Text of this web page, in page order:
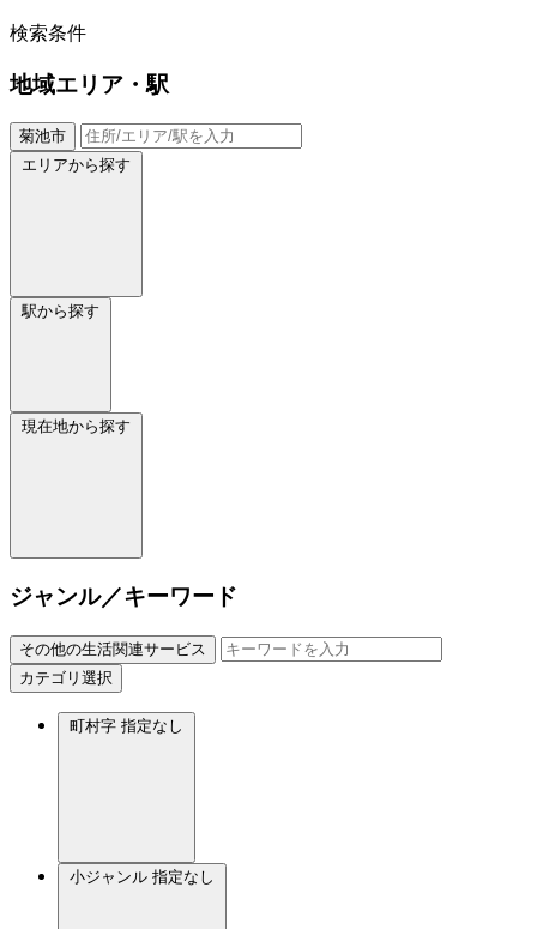
検索条件
地域エリア・駅
菊池市
エリアから探す
駅から探す
現在地から探す
ジャンル／キーワード
その他の生活関連サービス
カテゴリ選択
町村字 指定なし
小ジャンル 指定なし